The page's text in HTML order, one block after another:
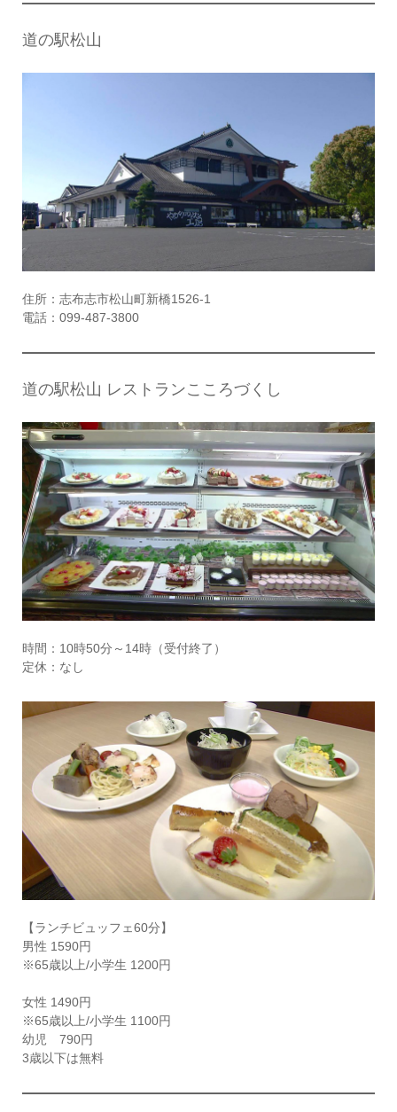
道の駅松山
住所：志布志市松山町新橋1526-1
電話：099-487-3800
道の駅松山 レストランこころづくし
時間：10時50分～14時（受付終了）
定休：なし
【ランチビュッフェ60分】
男性 1590円
※65歳以上/小学生 1200円
女性 1490円
※65歳以上/小学生 1100円
幼児 790円
3歳以下は無料